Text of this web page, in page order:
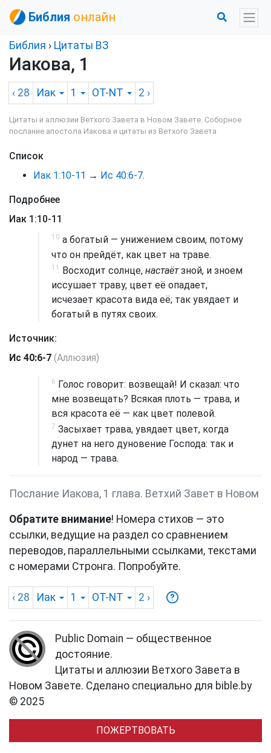
Библия онлайн
Библия › Цитаты ВЗ
Иакова, 1
‹ 28 Иак 1 OT-NT 2 ›
Цитаты и аллюзии Ветхого Завета в Новом Завете. Соборное
послание апостола Иакова и цитаты из Ветхого Завета
Список
Иак 1:10-11 → Ис 40:6-7.
Подробнее
Иак 1:10-11
10 а богатый — унижением своим, потому
что он прейдёт, как цвет на траве.
11 Восходит солнце, настаётзной, и зноем
иссушает траву, цвет её опадает,
исчезает красота вида её; так увядает и
богатый в путях своих.
Источник:
Ис 40:6-7 (Аллюзия)
6 Голос говорит: возвещай! И сказал: что
мне возвещать? Всякая плоть — трава, и
вся красота её — как цвет полевой.
7 Засыхает трава, увядает цвет, когда
дунет на него дуновение Господа: так и
народ — трава.
Послание Иакова, 1 глава. Ветхий Завет в Новом
Обратите внимание! Номера стихов — это
ссылки, ведущие на раздел со сравнением
переводов, параллельными ссылками, текстами
с номерами Стронга. Попробуйте.
‹ 28 Иак 1 OT-NT 2 ›
Public Domain — общественное
достояние.
Цитаты и аллюзии Ветхого Завета в
Новом Завете. Сделано специально для bible.by
© 2025
ПОЖЕРТВОВАТЬ